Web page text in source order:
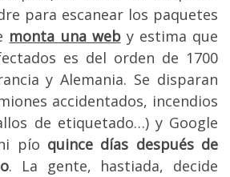
para escanear los paquetes
monta una weby estima que
es del orden de 1700
y Alemania. Se disparan
accidentados, incendios
de etiquetado…) y Google
pío quince días después de
. La gente, hastiada, decide